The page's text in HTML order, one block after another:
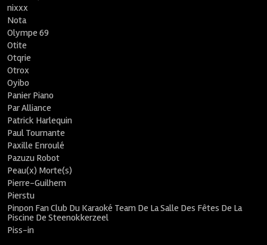
nixxx
Nota
Olympe 69
Otite
Otqrie
Otrox
Oyibo
Panier Piano
Par Alliance
Patrick Harlequin
Paul Tournante
Paxille Enroulé
Pazuzu Robot
Peau(x) Morte(s)
Pierre-Guilhem
Pierstu
Pinpon Fan Club Du Karaoké Team De La Salle Des Fêtes De La
Piscine De Steenokkerzeel
Piss-in